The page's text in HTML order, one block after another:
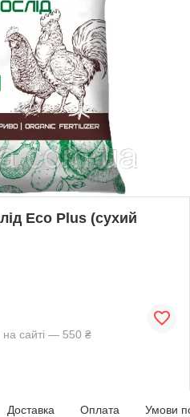
Есо Plus (сухий
на сайті — 550 ₴
Доставка Оплата Умови